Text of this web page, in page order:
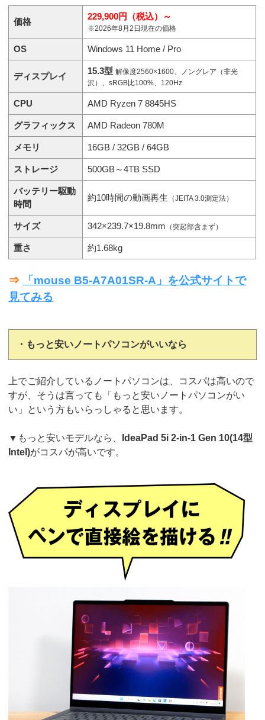
価格
229,900円（税込）～
※2026年8月2日現在の価格
OS Windows 11 Home / Pro
ディスプレイ
15.3型 解像度2560×1600、ノングレア（非光
沢）、sRGB比100%、120Hz
CPU AMD Ryzen 7 8845HS
グラフィックス AMD Radeon 780M
メモリ 16GB / 32GB / 64GB
ストレージ 500GB～4TB SSD
バッテリー駆動
時間
約10時間の動画再生 （JEITA 3.0測定法）
サイズ 342×239.7×19.8mm （突起部含まず）
重さ 約1.68kg
⇒
「mouse B5-A7A01SR-A」を公式サイトで
見てみる
・もっと安いノートパソコンがいいなら
上でご紹介しているノートパソコンは、コスパは高いので
すが、そうは言っても「もっと安いノートパソコンがい
い」という方もいらっしゃると思います。
▼もっと安いモデルなら、
IdeaPad 5i 2-in-1 Gen 10(14型
Intel)がコスパが高いです。